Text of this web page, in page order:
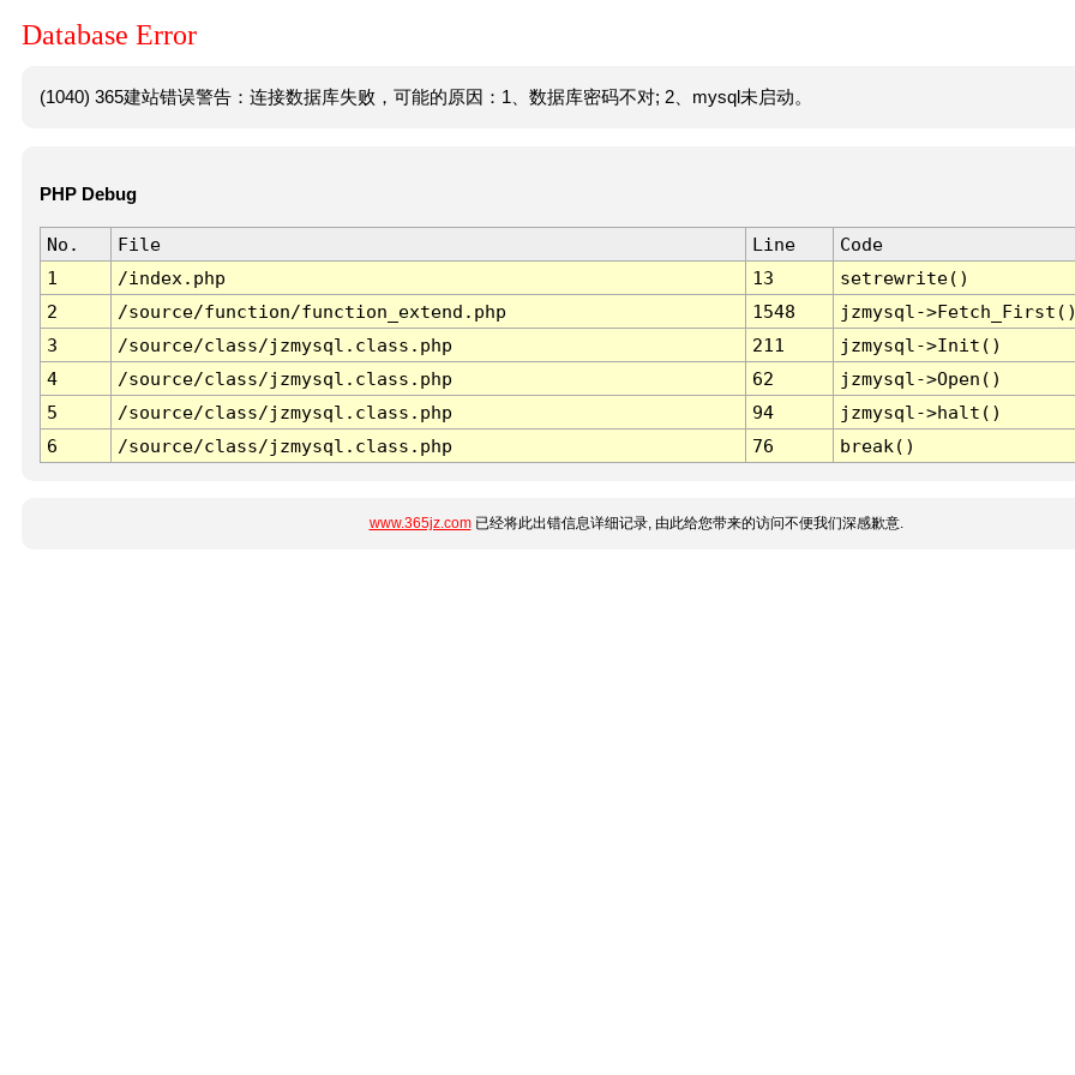
Database Error
(1040) 365建站错误警告：连接数据库失败，可能的原因：1、数据库密码不对; 2、mysql未启动。
PHP Debug
No. File Line
Code
1
/index.php 13
setrewrite()
2
/source/function/function_extend.php 1548
jzmysql-
3
/source/class/jzmysql.class.php 211
jzmysql->Init()
4
/source/class/jzmysql.class.php 62
jzmysql->Open()
5
/source/class/jzmysql.class.php 94
jzmysql->halt()
6
/source/class/jzmysql.class.php 76 break()
www.365jz.com已经将此出错信息详细记录, 由此给您带来的访问不便我们深感歉意.